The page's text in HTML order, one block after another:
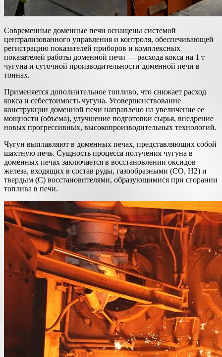
Современные доменные печи оснащены системой
централизованного управления и контроля, обеспечивающей
регистрацию показателей приборов и комплексных
показателей работы доменной печи — расхода кокса на 1 т
чугуна и суточной производительности доменной печи в
тоннах.
Применяется дополнительное топливо, что снижает расход
кокса и себестоимость чугуна. Усовершенствование
конструкции доменной печи направлено на увеличение ее
мощности (объема), улучшение подготовки сырья, внедрение
новых прогрессивных, высокопроизводительных технологий.
Чугун выплавляют в доменных печах, представляющих собой
шахтную печь. Сущность процесса получения чугуна в
доменных печах заключается в восстановлении оксидов
железа, входящих в состав руды, газообразными (СO, Н2) и
твердым (С) восстановителями, образующимися при сгорании
топлива в печи.